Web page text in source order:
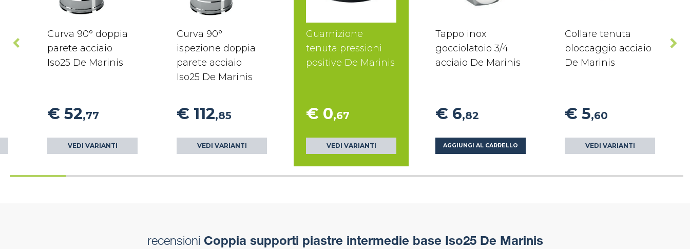
Curva 90° doppia
parete acciaio
Iso25 De Marinis
€ 52,77
VEDI VARIANTI
Curva 90°
ispezione doppia
parete acciaio
Iso25 De Marinis
€ 112,85
VEDI VARIANTI
Guarnizione
tenuta pressioni
positive De Marinis
€ 0,67
VEDI VARIANTI
Tappo inox
gocciolatoio 3/4
acciaio De Marinis
€ 6,82
AGGIUNGI AL CARRELLO
Collare tenuta
bloccaggio acciaio
De Marinis
€ 5,60
VEDI VARIANTI
recensioni Coppia supporti piastre intermedie base Iso25 De Marinis